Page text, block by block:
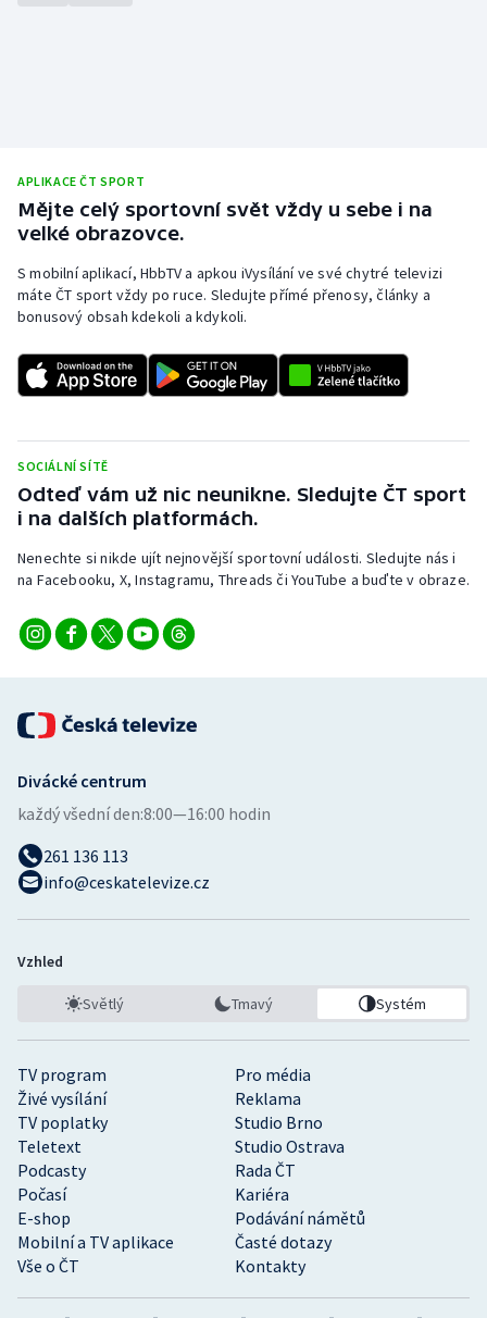
APLIKACE ČT SPORT
Mějte celý sportovní svět vždy u sebe i na
velké obrazovce.
S mobilní aplikací, HbbTV a apkou iVysílání ve své chytré televizi
máte ČT sport vždy po ruce. Sledujte přímé přenosy, články a
bonusový obsah kdekoli a kdykoli.
SOCIÁLNÍ SÍTĚ
Odteď vám už nic neunikne. Sledujte ČT sport
i na dalších platformách.
Nenechte si nikde ujít nejnovější sportovní události. Sledujte nás i
na Facebooku, X, Instagramu, Threads či YouTube a buďte v obraze.
TV program
Pro média
Živé vysílání
Reklama
TV poplatky
Studio Brno
Teletext
Studio Ostrava
Podcasty
Rada ČT
Počasí
Kariéra
E-shop
Podávání námětů
Mobilní a TV aplikace
Časté dotazy
Vše o ČT
Kontakty
Divácké centrum
každý všední den:8:00—16:00 hodin
261 136 113
info@ceskatelevize.cz
Vzhled
Světlý Tmavý Systém